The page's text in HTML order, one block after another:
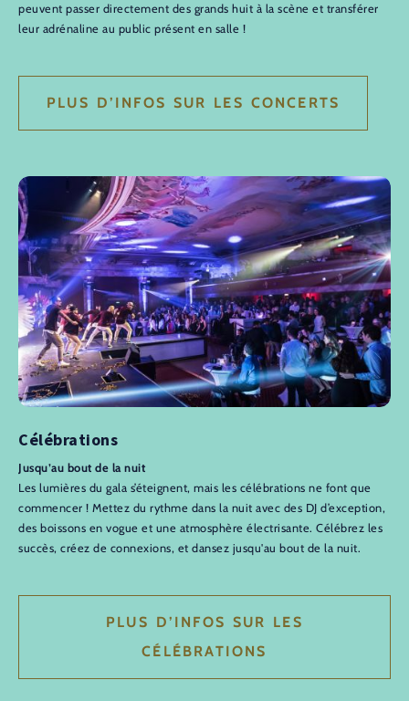
peuvent passer directement des grands huit à la scène et transférer
leur adrénaline au public présent en salle !
PLUS D’INFOS SUR LES CONCERTS
Célébrations
Jusqu’au bout de la nuit
Les lumières du gala s’éteignent, mais les célébrations ne font que
commencer ! Mettez du rythme dans la nuit avec des DJ d’exception,
des boissons en vogue et une atmosphère électrisante. Célébrez les
succès, créez de connexions, et dansez jusqu'au bout de la nuit.
PLUS D’INFOS SUR LES
CÉLÉBRATIONS